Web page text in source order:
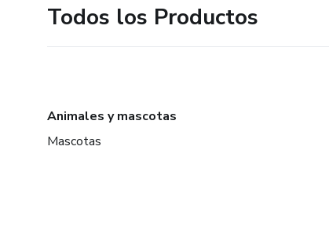
Todos los Productos
Animales y mascotas
Mascotas